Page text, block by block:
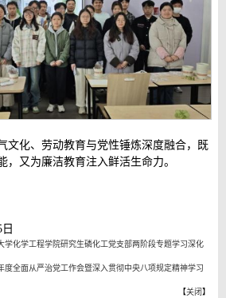
文化、劳动教育与党性锤炼深度融合，既
，又为廉洁教育注入鲜活生命力。
学化学工程学院研究生磷化工党支部两阶段专题学习深化
度全面从严治党工作会暨深入贯彻中央八项规定精神学习
【关闭 】